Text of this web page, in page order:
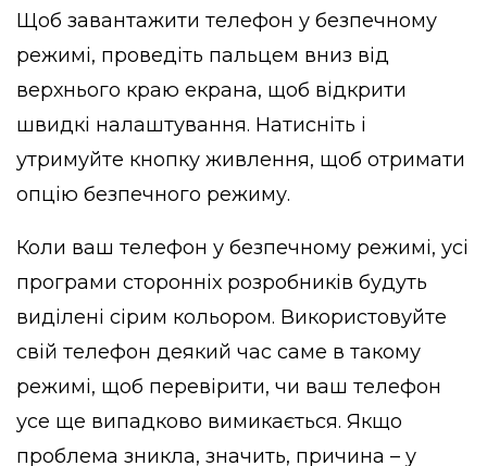
Щоб завантажити телефон у безпечному
режимі, проведіть пальцем вниз від
верхнього краю екрана, щоб відкрити
швидкі налаштування. Натисніть і
утримуйте кнопку живлення, щоб отримати
опцію безпечного режиму.
Коли ваш телефон у безпечному режимі, усі
програми сторонніх розробників будуть
виділені сірим кольором. Використовуйте
свій телефон деякий час саме в такому
режимі, щоб перевірити, чи ваш телефон
усе ще випадково вимикається. Якщо
проблема зникла, значить, причина – у